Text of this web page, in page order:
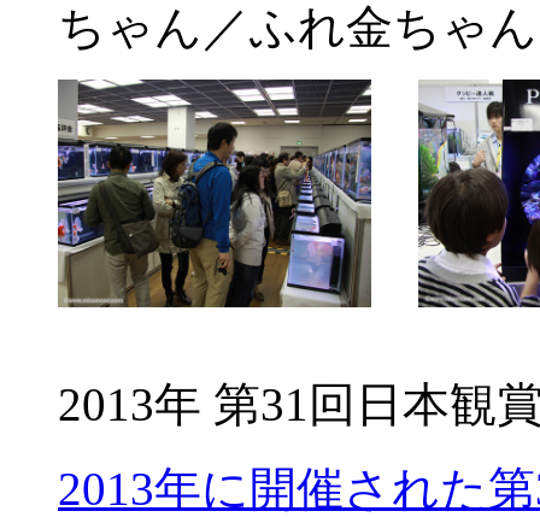
ちゃん／ふれ金ちゃ
2013年 第31回日本観
2013年に開催された